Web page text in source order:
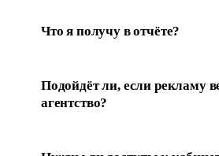
Что я получу в отчёте?
Подойдёт ли, если рекламу
агентство?